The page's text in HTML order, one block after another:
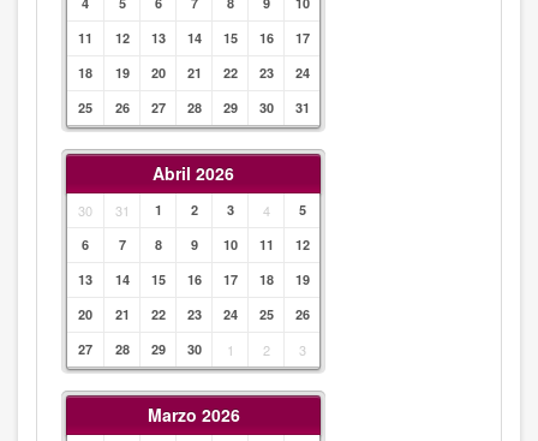
11
12 13 14 15 16
17
18
19 20 21 22 23
24
25
26 27 28 29 30 31
Abril 2026
30 31 1 2 3 4
5
6
7 8 9 10 11
12
13
14 15 16 17 18
19
20
21 22 23 24 25
26
27
28 29 30 1 2 3
Marzo 2026